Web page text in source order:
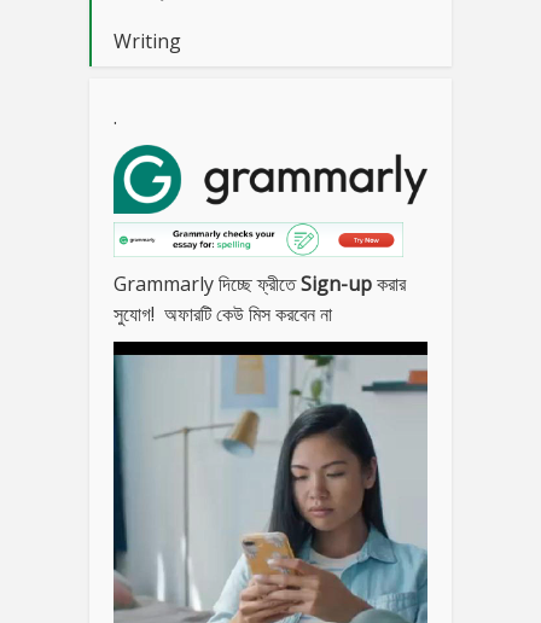
Writing
.
Grammarly দিচ্ছে ফ্রীতেSign-upকরার
সুযোগ! অফারটি কেউ মিস করবেন না